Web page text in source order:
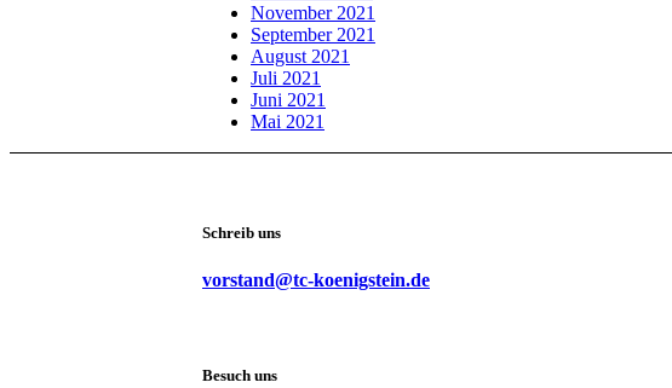
November 2021
September 2021
August 2021
Juli 2021
Juni 2021
Mai 2021
Schreib uns
vorstand@tc-koenigstein.de
Besuch uns